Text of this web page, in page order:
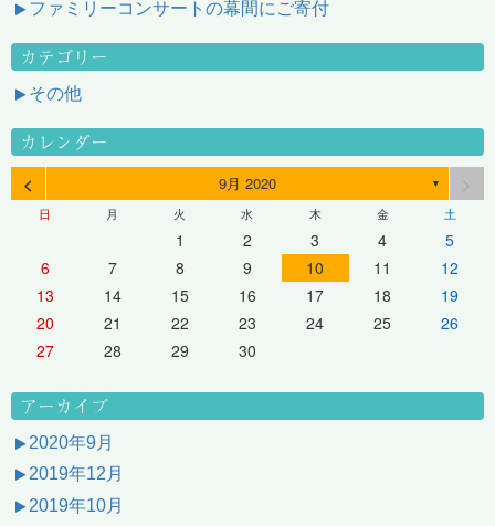
ファミリーコンサートの幕間にご寄付
カテゴリー
その他
カレンダー
< 9月 2020 ▼
日 月 火 水 木 金 土
1 2 3 4
5
6
7 8 9 10 11
12
13
14 15 16 17 18
19
20
21 22 23 24 25
26
27
28 29 30
アーカイブ
2020年9月
2019年12月
2019年10月